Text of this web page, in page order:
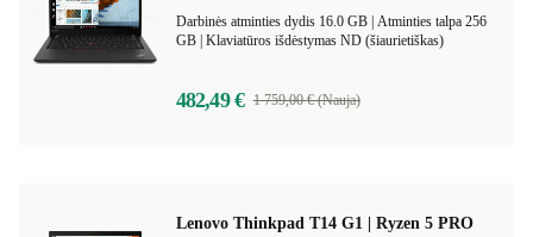
Atminties talpa 256
Klaviatūros išdėstymas ND (šiaurietiškas)
482,49 € 1 759,00 € (Nauja)
Lenovo Thinkpad T14 G1 | Ryzen 5 PRO